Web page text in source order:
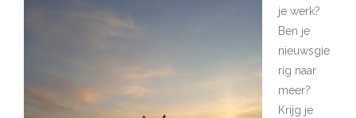
je werk?
Ben je
nieuwsgie
rig naar
meer?
Krijg je